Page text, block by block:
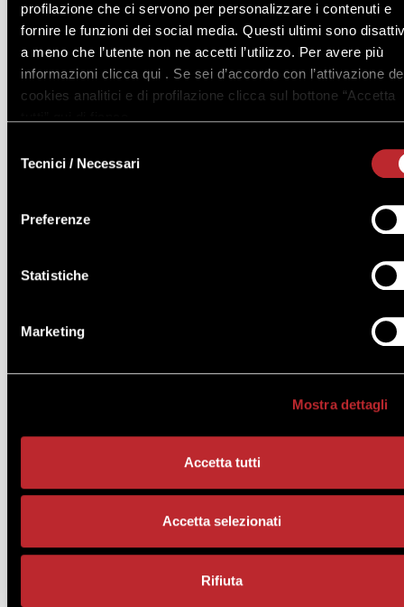
profilazione che ci servono per personalizzare i contenuti e
fornire le funzioni dei social media. Questi ultimi sono
a meno che l’utente non ne accetti l’utilizzo. Per avere più
informazioni clicca qui . Se sei d’accordo con l’attivazione
cookies analitici e di profilazione clicca sul bottone “Accetta
delTecnici / Necessari
Preferenze
Statistiche
Marketing
Mostra dettagli
Accetta tutti
Accetta selezionati
Rifiuta
PROSSIMA EDIZIONE
S1A.1 PERCORSO DL RSPP